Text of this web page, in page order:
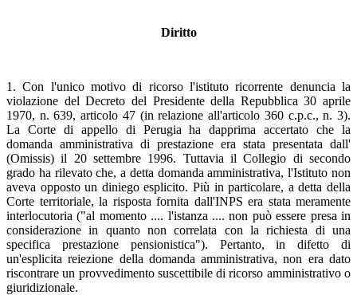
Diritto
1. Con l'unico motivo di ricorso l'istituto ricorrente denuncia la
violazione del Decreto del Presidente della Repubblica 30 aprile
1970, n. 639, articolo 47 (in relazione all'articolo 360 c.p.c., n. 3).
La Corte di appello di Perugia ha dapprima accertato che la
domanda amministrativa di prestazione era stata presentata dall'
(Omissis) il 20 settembre 1996. Tuttavia il Collegio di secondo
grado ha rilevato che, a detta domanda amministrativa, l'Istituto non
aveva opposto un diniego esplicito. Più in particolare, a detta della
Corte territoriale, la risposta fornita dall'INPS era stata meramente
interlocutoria ("al momento .... l'istanza .... non può essere presa in
considerazione in quanto non correlata con la richiesta di una
specifica prestazione pensionistica"). Pertanto, in difetto di
un'esplicita reiezione della domanda amministrativa, non era dato
riscontrare un provvedimento suscettibile di ricorso amministrativo o
giuridizionale.